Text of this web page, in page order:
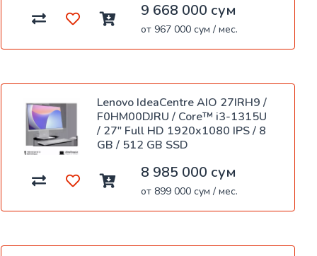
9 668 000 сум
от 967 000 сум / мес.
Lenovo IdeaCentre AIO 27IRH9 /
F0HM00DJRU / Core™ i3-1315U
/ 27" Full HD 1920x1080 IPS / 8
GB / 512 GB SSD
8 985 000 сум
от 899 000 сум / мес.